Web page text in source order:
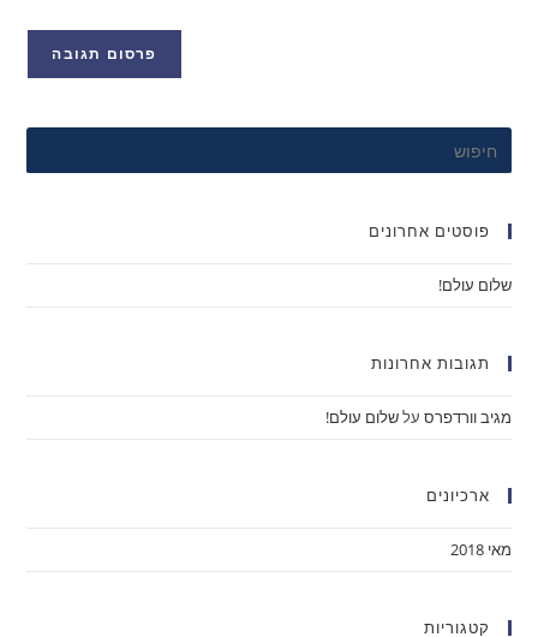
פוסטים אחרונים
שלום עולם!
תגובות אחרונות
מגיב וורדפרס עלשלום עולם!
ארכיונים
מאי 2018
קטגוריות